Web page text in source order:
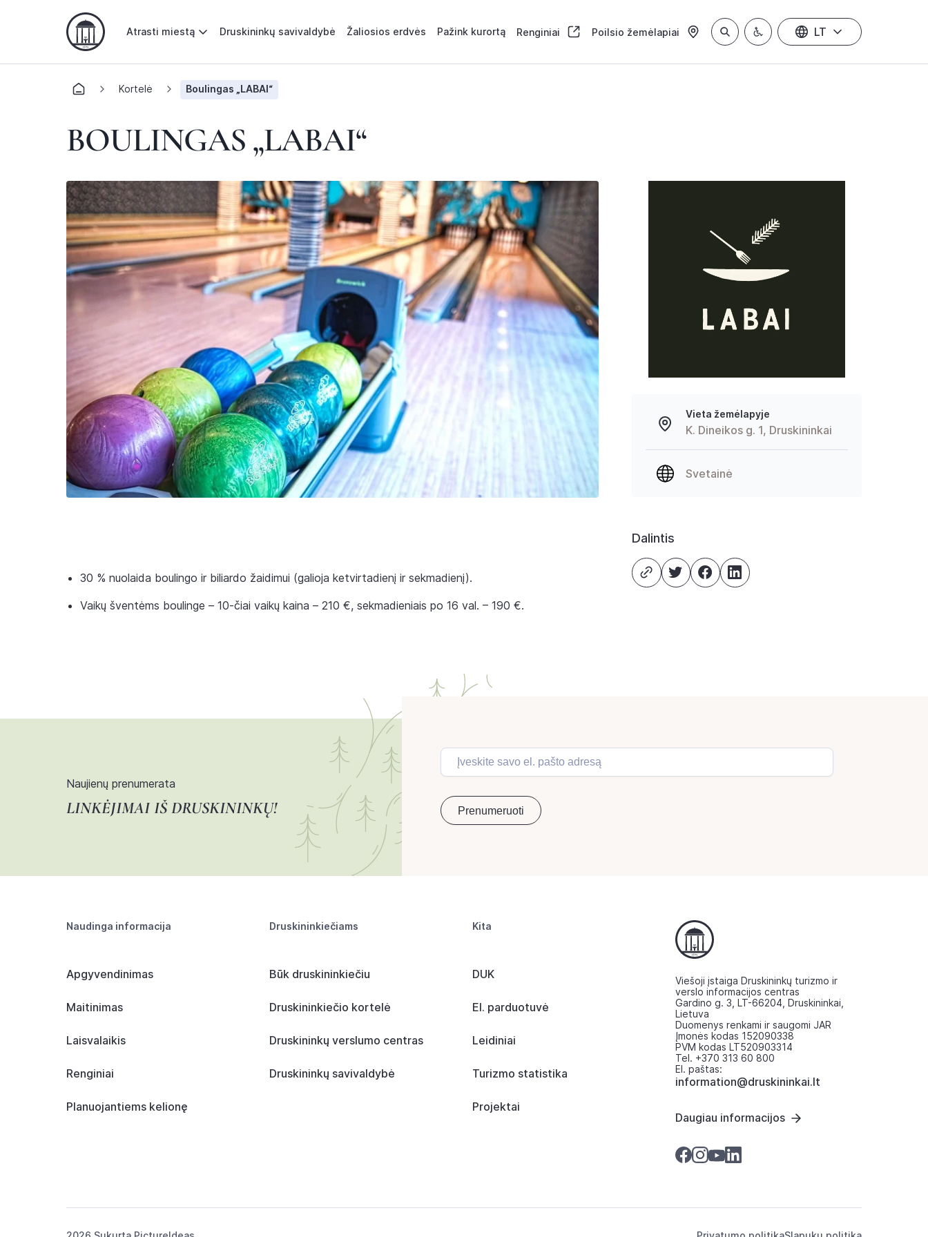
Atrasti miestą Druskininkų savivaldybė Žaliosios erdvės Pažink kurortą Renginiai Poilsio žemėlapiai LT
Kortelė Boulingas „LABAI“
BOULINGAS „LABAI“
30 % nuolaida boulingo ir biliardo žaidimui (galioja ketvirtadienį ir sekmadienį).
Vaikų šventėms boulinge – 10-čiai vaikų kaina – 210 €, sekmadieniais po 16 val. – 190 €.
Vieta žemėlapyje
K. Dineikos g. 1, Druskininkai
Svetainė
Dalintis
Naujienų prenumerata
LINKĖJIMAI IŠ DRUSKININKŲ!
Naudinga informacija
Apgyvendinimas
Maitinimas
Laisvalaikis
Renginiai
Planuojantiems kelionę
Druskininkiečiams
Būk druskininkiečiu
Druskininkiečio kortelė
Druskininkų verslumo centras
Druskininkų savivaldybė
Kita
DUK
El. parduotuvė
Leidiniai
Turizmo statistika
Projektai
Viešoji įstaiga Druskininkų turizmo ir
verslo informacijos centras
Gardino g. 3, LT-66204, Druskininkai,
Lietuva
Duomenys renkami ir saugomi JAR
Įmonės kodas 152090338
PVM kodas LT520903314
Tel. +370 313 60 800
El. paštas:
information@druskininkai.lt
Daugiau informacijos